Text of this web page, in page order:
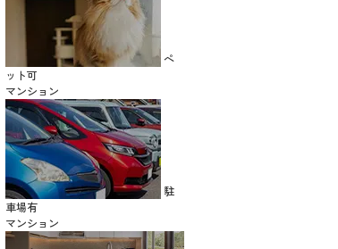
ペ
ット可
マンション
駐
車場有
マンション